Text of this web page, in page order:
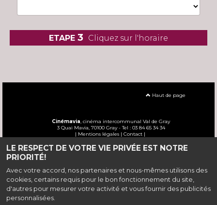
LE RESPECT DE VOTRE VIE PRIVÉE EST NOTRE
PRIORITÉ!
Avec votre accord, nos partenaires et nous-mêmes utilisons des
cookies, certains requis pour le bon fonctionnement du site,
d'autres pour mesurer votre activité et vous fournir des publicités
personnalisées.
ETAPE 3 Cliquez sur l'horaire
Haut de page
Cinémavia, cinéma intercommunal Val de Gray
3 Quai Mavia, 70100 Gray - Tel : 03 84 65 34 34
| Mentions légales | Contact |
Politique de confidentialité